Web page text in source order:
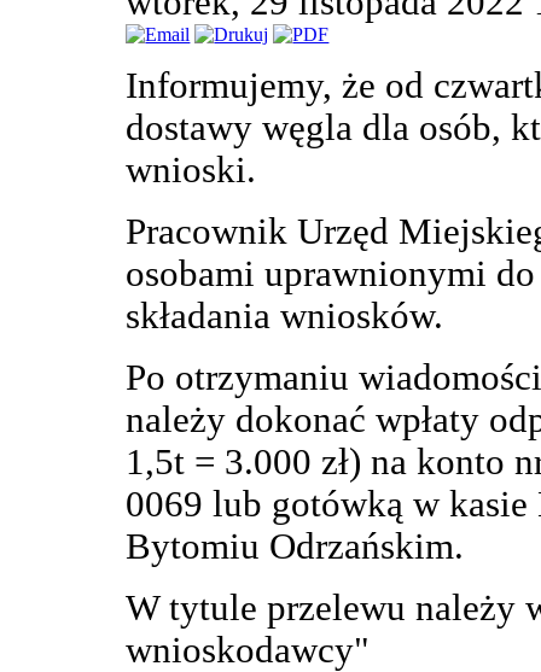
Informujemy, że od
dostawy węgla dla osób,
wnioski.
Pracownik Urzęd
osobami uprawnionymi
składania wniosków.
Po otrzymaniu
należy dokonać wpłaty
1,5t = 3.000 zł) na konto
0069 lub gotówką w kasie
Bytomiu Odrzańskim.
W tytule przelewu należy
wnioskodawcy"